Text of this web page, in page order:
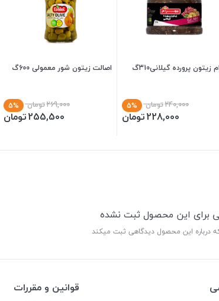
زیتون پرورده گیلانی310گ
240,000تومان 5%
228,000تومان
اصالت زیتون شور معمولی 600گ
269,000تومان 5%
255,500تومان
برای این محصول ثبت نشده
درباره این محصول دیدگاهی ثبت میکند
قوانین و مقررات